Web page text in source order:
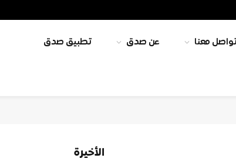
معنا عن صدق تطبيق صدق
الأخيرة